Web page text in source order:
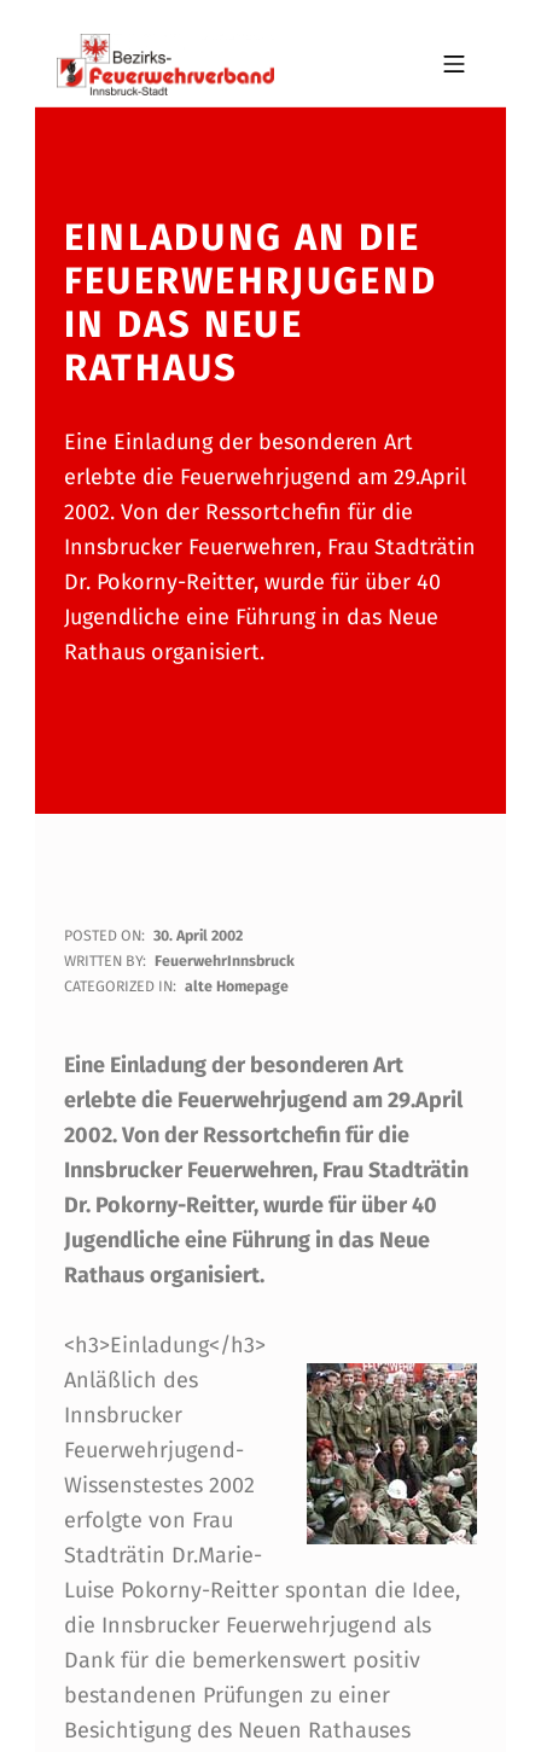
Skip to main navigation
Skip to main content
Skip to footer
BFV INNSBRUCK-STADT
EINLADUNG AN DIE
FEUERWEHRJUGEND
IN DAS NEUE
RATHAUS
Eine Einladung der besonderen Art
erlebte die Feuerwehrjugend am 29.April
2002. Von der Ressortchefin für die
Innsbrucker Feuerwehren, Frau Stadträtin
Dr. Pokorny-Reitter, wurde für über 40
Jugendliche eine Führung in das Neue
Rathaus organisiert.
E
I
L
A
D
U
N
G
A
N
D
I
E
F
E
U
E
R
POSTED ON: 30. April 2002
WRITTEN BY: FeuerwehrInnsbruck
CATEGORIZED IN: alte Homepage
Eine Einladung der besonderen Art
erlebte die Feuerwehrjugend am 29.April
2002. Von der Ressortchefin für die
Innsbrucker Feuerwehren, Frau Stadträtin
Dr. Pokorny-Reitter, wurde für über 40
Jugendliche eine Führung in das Neue
Rathaus organisiert.
<h3>Einladung</h3>
Anläßlich des
Innsbrucker
Feuerwehrjugend-
Wissenstestes 2002
erfolgte von Frau
Stadträtin Dr.Marie-
Luise Pokorny-Reitter spontan die Idee,
die Innsbrucker Feuerwehrjugend als
Dank für die bemerkenswert positiv
bestandenen Prüfungen zu einer
Besichtigung des Neuen Rathauses